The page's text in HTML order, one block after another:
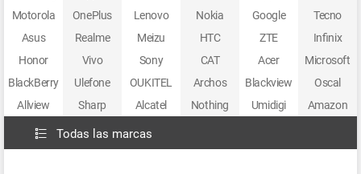
Motorola
OnePlus Lenovo Nokia Google
Tecno
Asus
Realme Meizu HTC ZTE
Infinix
Honor
Vivo Sony CAT Acer
Microsoft
BlackBerry
Ulefone OUKITEL Archos Blackview
Oscal
Allview
Sharp Alcatel Nothing Umidigi Amazon
Todas las marcas